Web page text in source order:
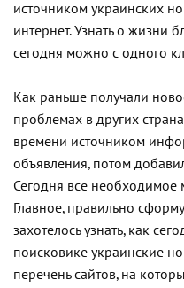
источником украинских
интернет. Узнать о жизни
сегодня можно с одного
Как раньше получали
проблемах в других
времени источником
объявления, потом
Сегодня все необходимое
Главное, правильно
захотелось узнать, как
поисковике украинские
перечень сайтов, на